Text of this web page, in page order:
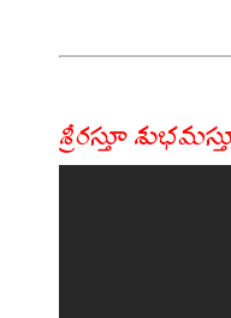
శ్రీరస్తూ